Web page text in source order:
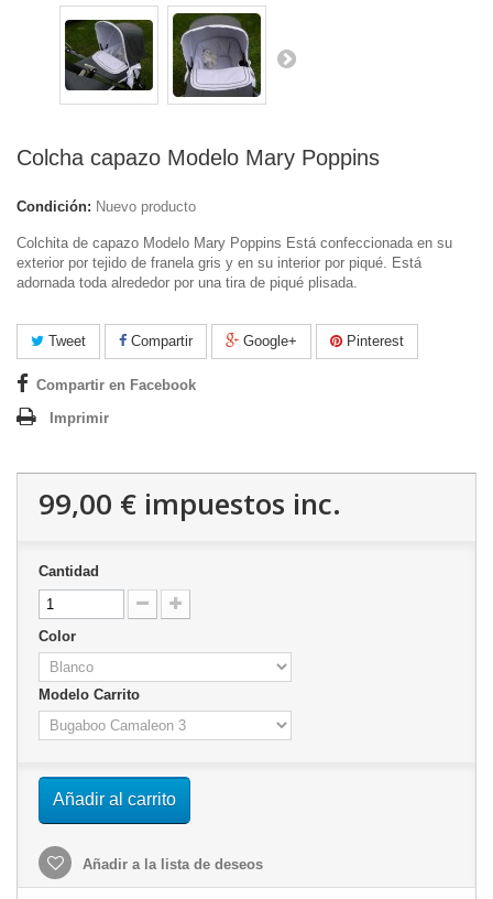
Colcha capazo Modelo Mary Poppins
Condición: Nuevo producto
Colchita de capazo Modelo Mary Poppins Está confeccionada en su
exterior por tejido de franela gris y en su interior por piqué. Está
adornada toda alrededor por una tira de piqué plisada.
Tweet Compartir Google+ Pinterest
Compartir en Facebook
Imprimir
99,00 € impuestos inc.
Cantidad
Color
Modelo Carrito
Añadir al carrito
Añadir a la lista de deseos